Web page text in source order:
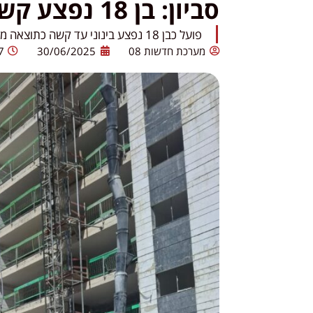
סביון: בן 18 נפצע קשה באתר בניה
פועל כבן 18 נפצע בינוני עד קשה כתוצאה מתאונת עבודה באתר בניה בסביון.
מערכת חדשות 08 30/06/2025